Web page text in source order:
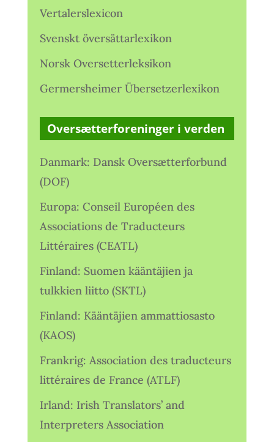
Vertalerslexicon
Svenskt översättarlexikon
Norsk Oversetterleksikon
Germersheimer Übersetzerlexikon
Oversætterforeninger i verden
Danmark: Dansk Oversætterforbund
(DOF)
Europa: Conseil Européen des
Associations de Traducteurs
Littéraires (CEATL)
Finland: Suomen kääntäjien ja
tulkkien liitto (SKTL)
Finland: Kääntäjien ammattiosasto
(KAOS)
Frankrig: Association des traducteurs
littéraires de France (ATLF)
Irland: Irish Translators’ and
Interpreters Association